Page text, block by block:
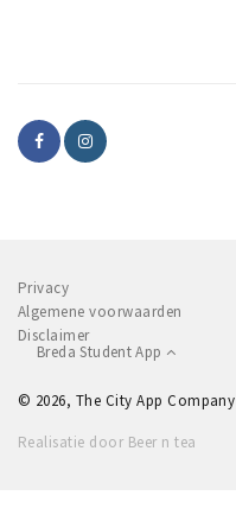
Privacy
Algemene voorwaarden
Disclaimer
Breda Student App
© 2026, The City App Company
Realisatie door Beer n tea